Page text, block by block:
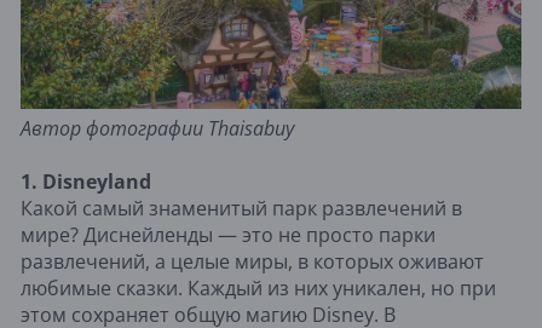
Автор фотографии Thaisabuy
1. Disneyland
Какой самый знаменитый парк развлечений в
мире? Диснейленды — это не просто парки
развлечений, а целые миры, в которых оживают
любимые сказки. Каждый из них уникален, но при
этом сохраняет общую магию Disney. В